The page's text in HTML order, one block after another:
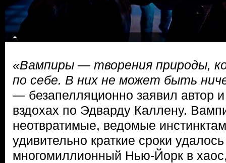
«Вампиры — творения природы,
по себе. В них не может быть
— безапелляционно заявил автор
вздохах по Эдварду Каллену.
неотвратимые, ведомые
удивительно краткие сроки удалось
многомиллионный Нью-Йорк в